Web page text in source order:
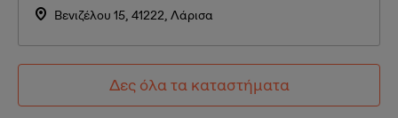
Βενιζέλου 15, 41222, Λάρισα
Δες όλα τα καταστήματα